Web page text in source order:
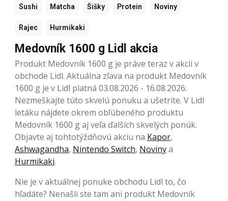
Sushi Matcha Šišky Protein Noviny
Rajec Hurmikaki
Medovník 1600 g Lidl akcia
Produkt Medovník 1600 g je práve teraz v akcii v
obchode Lidl. Aktuálna zľava na produkt Medovník
1600 g je v Lidl platná 03.08.2026 - 16.08.2026.
Nezmeškajte túto skvelú ponuku a ušetrite. V Lidl
letáku nájdete okrem obľúbeného produktu
Medovník 1600 g aj veľa ďalších skvelých ponúk.
Objavte aj tohtotýždňovú akciu na Kapor,
Ashwagandha, Nintendo Switch, Novinya
Hurmikaki.
Nie je v aktuálnej ponuke obchodu Lidl to, čo
hľadáte? Nenašli ste tam ani produkt Medovník